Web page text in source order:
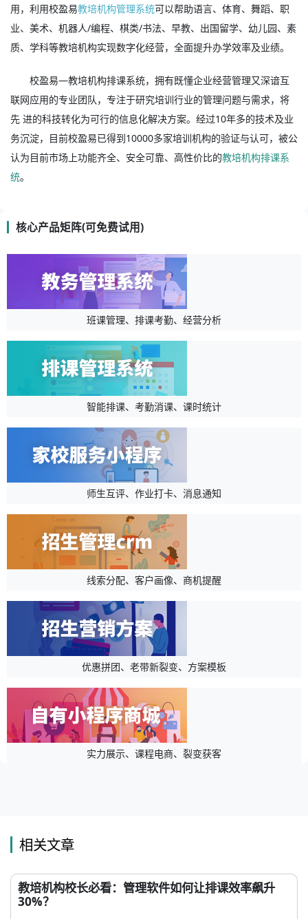
用，利用校盈易教培机构管理系统可以帮助语言、体育、舞蹈、职
业、美术、机器人/编程、棋类/书法、早教、出国留学、幼儿园、素
质、学科等教培机构实现数字化经营，全面提升办学效率及业绩。
校盈易—教培机构排课系统，拥有既懂企业经营管理又深谙互
联网应用的专业团队，专注于研究培训行业的管理问题与需求，将
先 进的科技转化为可行的信息化解决方案。经过10年多的技术及业
务沉淀，目前校盈易已得到10000多家培训机构的验证与认可，被公
认为目前市场上功能齐全、安全可靠、高性价比的教培机构排课系
统。
核心产品矩阵(可免费试用)
班课管理、排课考勤、经营分析
智能排课、考勤消课、课时统计
师生互评、作业打卡、消息通知
线索分配、客户画像、商机提醒
优惠拼团、老带新裂变、方案模板
实力展示、课程电商、裂变获客
相关文章
教培机构校长必看：管理软件如何让排课效率飙升
30%？